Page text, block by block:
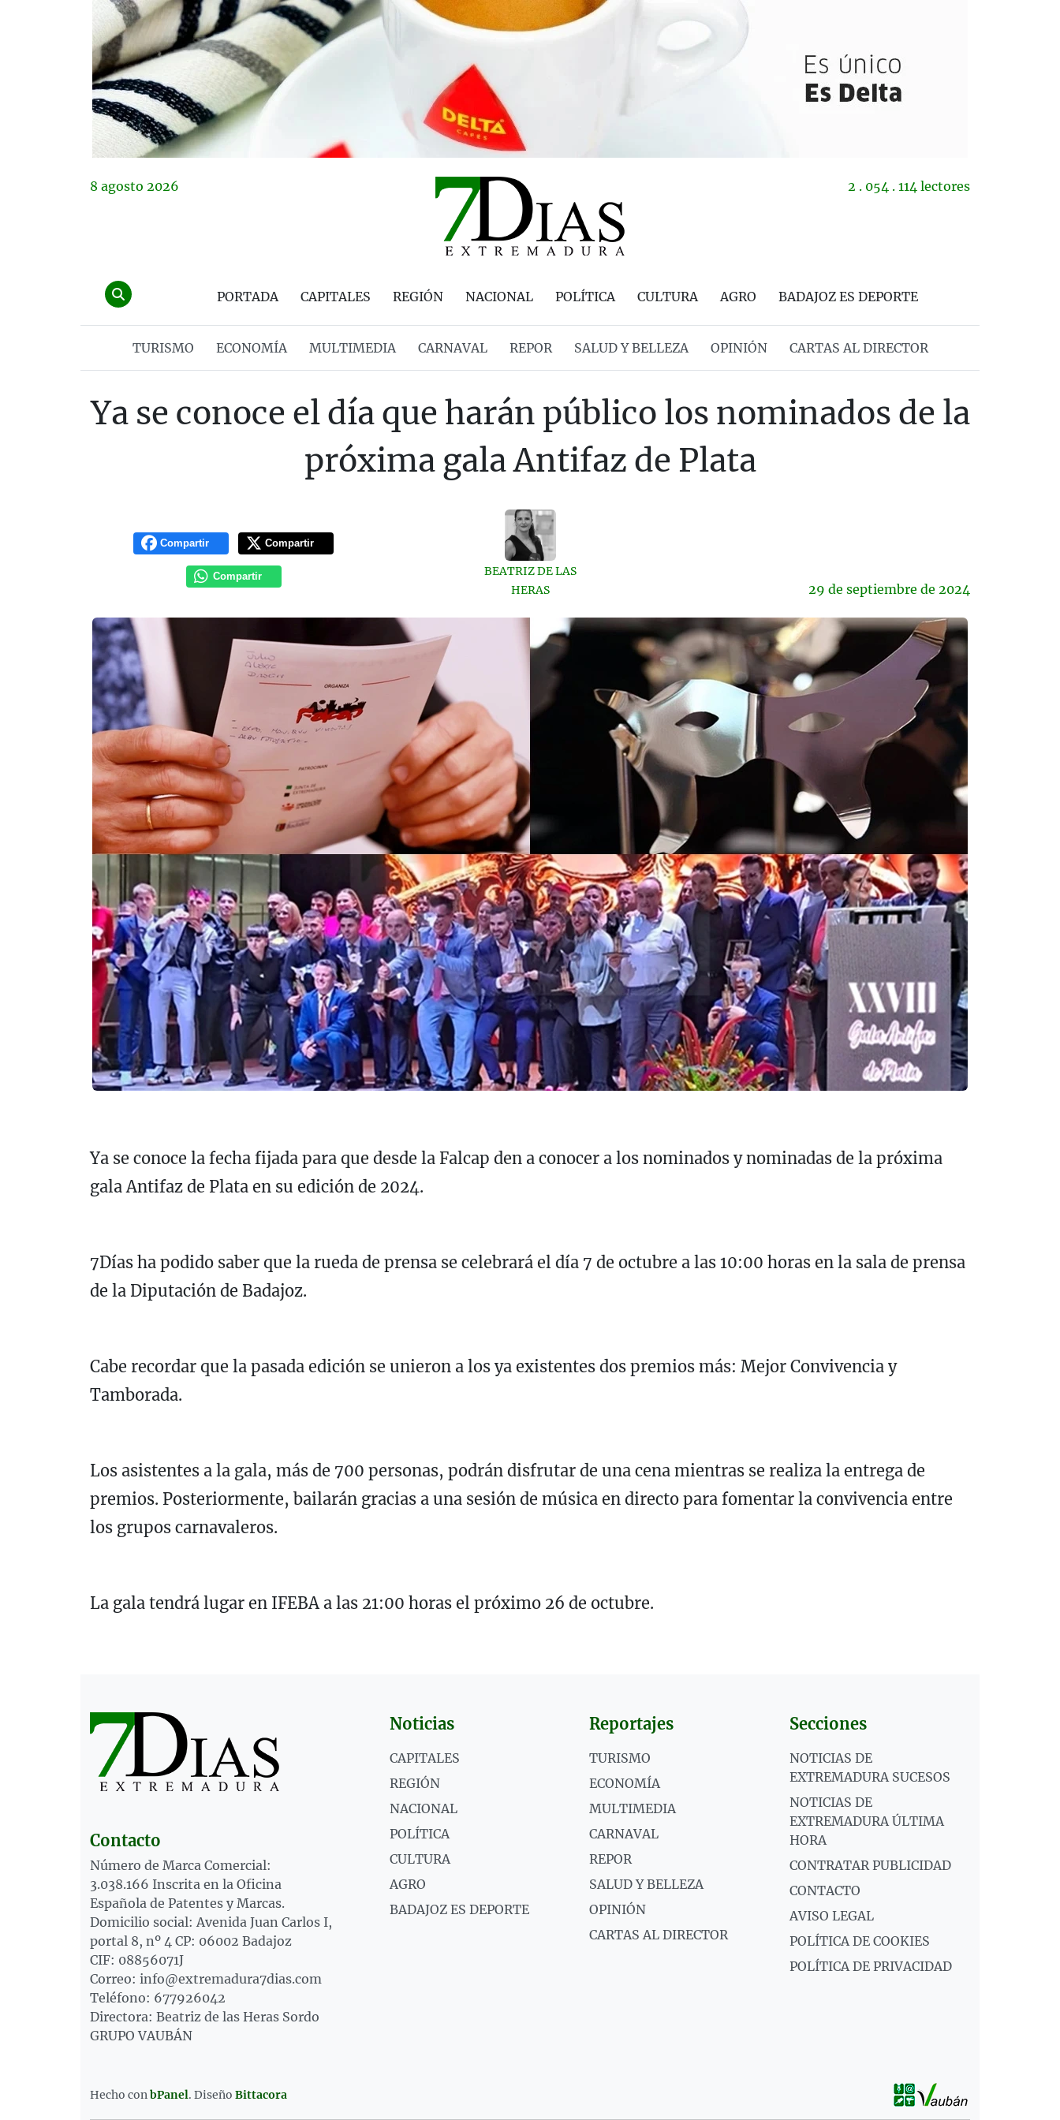
8 agosto 2026 2 . 054 . 114 lectores
PORTADA CAPITALES REGIÓN NACIONAL POLÍTICA CULTURA AGRO BADAJOZ ES DEPORTE
TURISMO ECONOMÍA MULTIMEDIA CARNAVAL REPOR SALUD Y BELLEZA OPINIÓN CARTAS AL DIRECTOR
Ya se conoce el día que harán público los nominados de la
próxima gala Antifaz de Plata
Compartir Compartir
Compartir
BEATRIZ DE LAS
HERAS
29 de septiembre de 2024
Ya se conoce la fecha fijada para que desde la Falcap den a conocer a los nominados y nominadas de la próxima
gala Antifaz de Plata en su edición de 2024.
7Días ha podido saber que la rueda de prensa se celebrará el día 7 de octubre a las 10:00 horas en la sala de prensa
de la Diputación de Badajoz.
Cabe recordar que la pasada edición se unieron a los ya existentes dos premios más: Mejor Convivencia y
Tamborada.
Los asistentes a la gala, más de 700 personas, podrán disfrutar de una cena mientras se realiza la entrega de
premios. Posteriormente, bailarán gracias a una sesión de música en directo para fomentar la convivencia entre
los grupos carnavaleros.
La gala tendrá lugar en IFEBA a las 21:00 horas el próximo 26 de octubre.
Contacto
Número de Marca Comercial:
3.038.166 Inscrita en la Oficina
Española de Patentes y Marcas.
Domicilio social: Avenida Juan Carlos I,
portal 8, nº 4 CP: 06002 Badajoz
CIF: 08856071J
Correo: info@extremadura7dias.com
Teléfono: 677926042
Directora: Beatriz de las Heras Sordo
GRUPO VAUBÁN
Noticias
CAPITALES
REGIÓN
NACIONAL
POLÍTICA
CULTURA
AGRO
BADAJOZ ES DEPORTE
Reportajes
TURISMO
ECONOMÍA
MULTIMEDIA
CARNAVAL
REPOR
SALUD Y BELLEZA
OPINIÓN
CARTAS AL DIRECTOR
Secciones
NOTICIAS DE
EXTREMADURA SUCESOS
NOTICIAS DE
EXTREMADURA ÚLTIMA
HORA
CONTRATAR PUBLICIDAD
CONTACTO
AVISO LEGAL
POLÍTICA DE COOKIES
POLÍTICA DE PRIVACIDAD
Hecho con bPanel. Diseño Bittacora